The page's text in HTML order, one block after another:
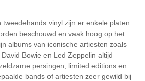
vinyl zijn er enkele platen
beschouwd en vaak hoog op het
albums van iconische artiesten zoals
Bowie en Led Zeppelin altijd
persingen, limited editions en
bands of artiesten zeer gewild bij